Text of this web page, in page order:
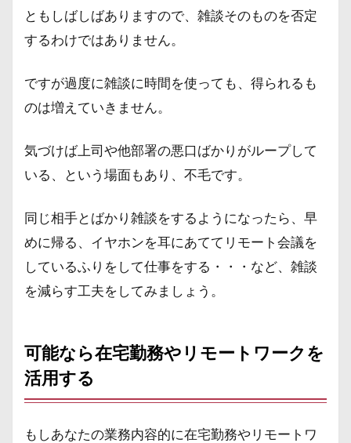
ともしばしばありますので、雑談そのものを否定
するわけではありません。
ですが過度に雑談に時間を使っても、得られるも
のは増えていきません。
気づけば上司や他部署の悪口ばかりがループして
いる、という場面もあり、不毛です。
同じ相手とばかり雑談をするようになったら、早
めに帰る、イヤホンを耳にあててリモート会議を
しているふりをして仕事をする・・・など、雑談
を減らす工夫をしてみましょう。
可能なら在宅勤務やリモートワークを
活用する
もしあなたの業務内容的に在宅勤務やリモートワ